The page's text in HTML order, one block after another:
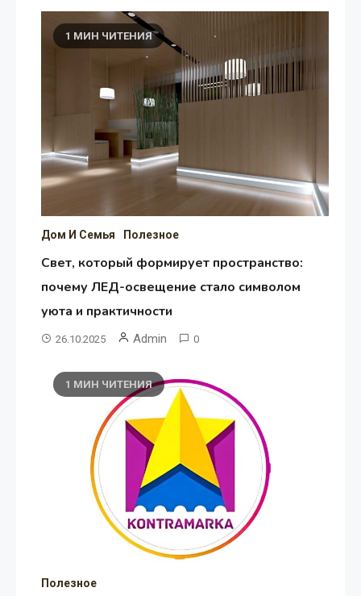
1 МИН ЧИТЕНИЯ
Дом И Семья Полезное
Свет, который формирует пространство:
почему ЛЕД-освещение стало символом
уюта и практичности
26.10.2025 Admin 0
1 МИН ЧИТЕНИЯ
Полезное